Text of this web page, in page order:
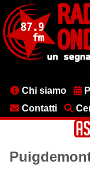
contenuto
principale
MenuChi siamo
Contatti